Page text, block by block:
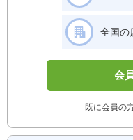
全国の
会
既に会員の